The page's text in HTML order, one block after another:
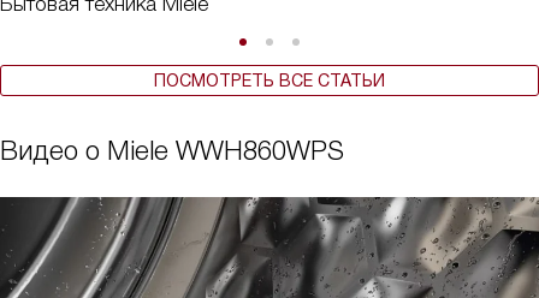
Бытовая техника Miele
ПОСМОТРЕТЬ ВСЕ СТАТЬИ
Видео о Miele WWH860WPS